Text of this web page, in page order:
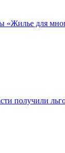
«Жилье для
получили